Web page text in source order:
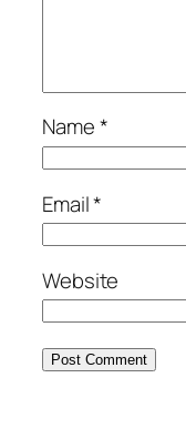
Name*
Email*
Website